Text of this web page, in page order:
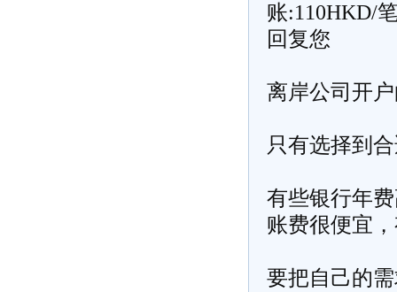
账:110HKD/
回复您
离岸公司开
只有选择到
有些银行年
账费很便宜
要把自己的